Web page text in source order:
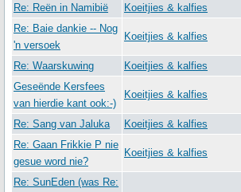
Re: Reën in Namibië Koeitjies & kalfies
Re: Baie dankie -- Nog
'n versoek
Koeitjies & kalfies
Re: Waarskuwing Koeitjies & kalfies
Geseënde Kersfees
van hierdie kant ook:-)
Koeitjies & kalfies
Re: Sang van Jaluka Koeitjies & kalfies
Re: Gaan Frikkie P nie
gesue word nie?
Koeitjies & kalfies
Re: SunEden (was Re: